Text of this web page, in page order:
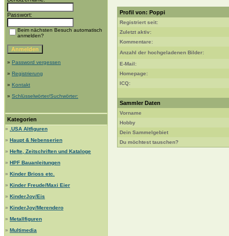
Passwort:
Beim nächsten Besuch automatisch
anmelden?
» Password vergessen
» Registrierung
» Kontakt
» Schlüsselwörter/Suchwörter:
Kategorien
»
.USA Altfiguren
» Haupt & Nebenserien
» Hefte, Zeitschriften und Kataloge
» HPF Bauanleitungen
» Kinder Brioss etc.
» Kinder Freude/Maxi Eier
» KinderJoy/Eis
» KinderJoy/Merendero
» Metallfiguren
» Multimedia
Profil von: Poppi
Registriert seit:
Zuletzt aktiv:
Kommentare:
Anzahl der hochgeladenen Bilder:
E-Mail:
Homepage:
ICQ:
Sammler Daten
Vorname
Hobby
Dein Sammelgebiet
Du möchtest tauschen?